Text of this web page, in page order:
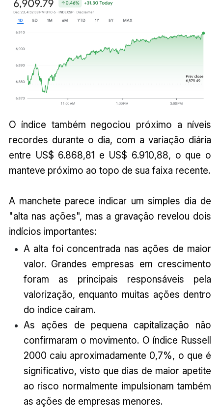
O índice também negociou próximo a níveis
recordes durante o dia, com a variação diária
entre US$ 6.868,81 e US$ 6.910,88, o que o
manteve próximo ao topo de sua faixa recente.
A manchete parece indicar um simples dia de
"alta nas ações", mas a gravação revelou dois
indícios importantes:
A alta foi concentrada nas ações de maior
valor. Grandes empresas em crescimento
foram as principais responsáveis pela
valorização, enquanto muitas ações dentro
do índice caíram.
As ações de pequena capitalização não
confirmaram o movimento. O índice Russell
2000 caiu aproximadamente 0,7%, o que é
significativo, visto que dias de maior apetite
ao risco normalmente impulsionam também
as ações de empresas menores.